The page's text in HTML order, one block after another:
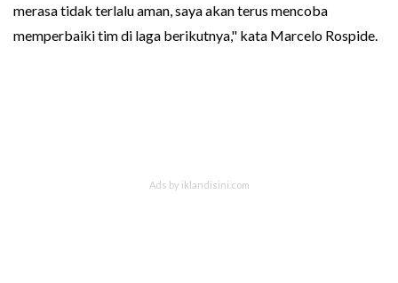
merasa tidak terlalu aman, saya akan terus mencoba
memperbaiki tim di laga berikutnya," kata Marcelo Rospide.